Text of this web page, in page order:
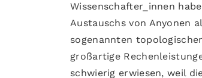
Wissenschafter_innen
Austauschs von Anyonen
sogenannten
großartige
schwierig erwiesen, weil